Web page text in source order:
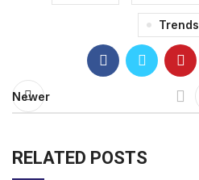
Trends
Newer
RELATED POSTS